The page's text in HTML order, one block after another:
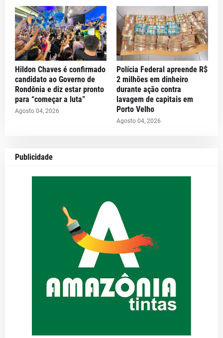
Hildon Chaves é confirmado
candidato ao Governo de
Rondônia e diz estar pronto
para “começar a luta”
Agosto 04, 2026
Polícia Federal apreende R$
2 milhões em dinheiro
durante ação contra
lavagem de capitais em
Porto Velho
Agosto 04, 2026
Publicidade